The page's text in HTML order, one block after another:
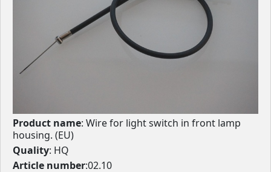
Product name: Wire for light switch in front lamp
housing. (EU)
Quality: HQ
Article number:02.10